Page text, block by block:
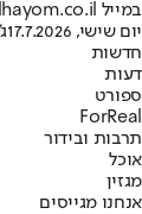
במייל hayom@israelhayom.co.il.
יום שישי, 17.7.2026
חדשות
דעות
ספורט
ForReal
תרבות ובידור
אוכל
מגזין
אנחנו מגייסים